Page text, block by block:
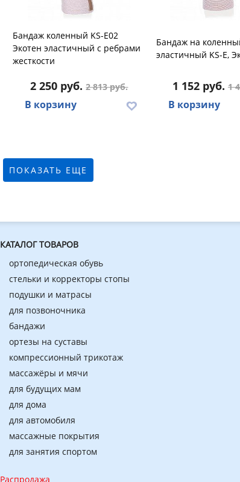
Бандаж коленный KS-E02
Экотен эластичный с ребрами
жесткости
2 250 руб.2 813 руб.
В корзину
Бандаж на
эластичный KS-E,
1 152 руб. 1
В корзину
ПОКАЗАТЬ ЕЩЕ
КАТАЛОГ ТОВАРОВ
ортопедическая обувь
стельки и корректоры стопы
подушки и матрасы
для позвоночника
бандажи
ортезы на суставы
компрессионный трикотаж
массажёры и мячи
для будущих мам
для дома
для автомобиля
массажные покрытия
для занятия спортом
Распродажа